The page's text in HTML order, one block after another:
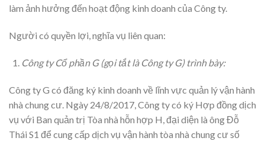
làm ảnh hưởng đến hoạt động kinh doanh của Công ty.
Người có quyền lợi, nghĩa vụ liên quan:
Công ty Cổ phần G (gọi tắt là Công ty G) trình bày:
Công ty G có đăng ký kinh doanh về lĩnh vực quản lý vận hành
nhà chung cư. Ngày 24/8/2017, Công ty có ký Hợp đồng dịch
vụ với Ban quản trị Tòa nhà hỗn hợp H, đại diện là ông Đỗ
Thái S1 để cung cấp dịch vụ vận hành tòa nhà chung cư số